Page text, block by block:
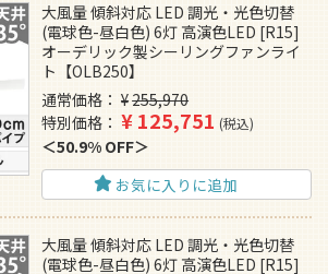
大風量 傾斜対応 LED 調光・光色切替
(電球色-昼白色) 6灯 高演色LED [R15]
オーデリック製シーリングファンライ
ト【OLB250】
通常価格
¥255,970
特別価格
¥125,751 税込
50.9% OFF
お気に入りに追加
大風量 傾斜対応 LED 調光・光色切替
(電球色-昼白色) 6灯 高演色LED [R15]